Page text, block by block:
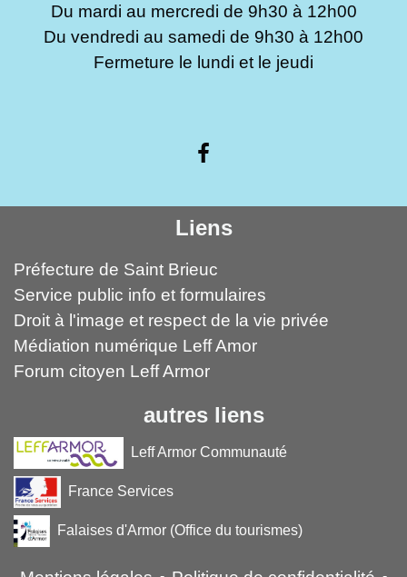
Du mardi au mercredi de 9h30 à 12h00
Du vendredi au samedi de 9h30 à 12h00
Fermeture le lundi et le jeudi
Liens
Préfecture de Saint Brieuc
Service public info et formulaires
Droit à l'image et respect de la vie privée
Médiation numérique Leff Amor
Forum citoyen Leff Armor
autres liens
Leff Armor Communauté
France Services
Falaises d'Armor (Office du tourismes)